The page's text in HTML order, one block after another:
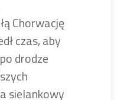
Chorwację
czas, aby
drodze
sielankowy